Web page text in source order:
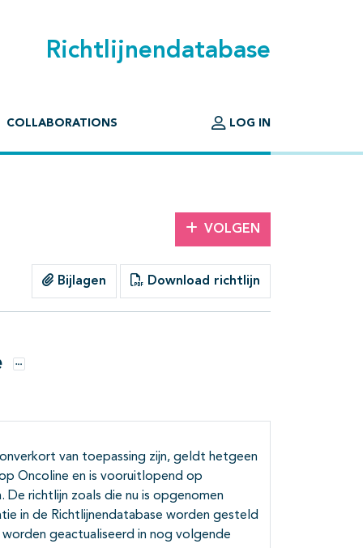
Richtlijnendatabase
COLLABORATIONS LOG IN
VOLGEN
Bijlagen Download richtlijn
Opties
van toepassing zijn, geldt hetgeen
Oncoline en is vooruitlopend op
De richtlijn zoals die nu is opgenomen
in de Richtlijnendatabase worden gesteld
geactualiseerd in nog volgende